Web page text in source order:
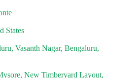
States
Vasanth Nagar, Bengaluru,
New Timberyard Layout,